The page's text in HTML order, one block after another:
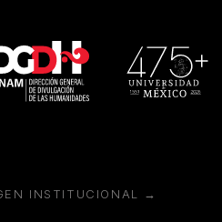
INSTITUCIONAL →